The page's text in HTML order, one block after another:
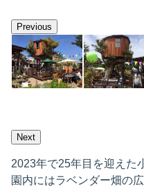
Previous
Next
2023年で25年目を迎えた
園内にはラベンダー畑の